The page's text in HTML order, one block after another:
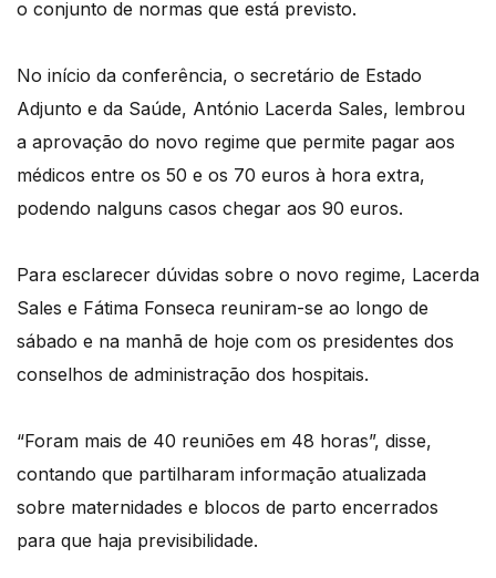
o conjunto de normas que está previsto.
No início da conferência, o secretário de Estado
Adjunto e da Saúde, António Lacerda Sales, lembrou
a aprovação do novo regime que permite pagar aos
médicos entre os 50 e os 70 euros à hora extra,
podendo nalguns casos chegar aos 90 euros.
Para esclarecer dúvidas sobre o novo regime, Lacerda
Sales e Fátima Fonseca reuniram-se ao longo de
sábado e na manhã de hoje com os presidentes dos
conselhos de administração dos hospitais.
“Foram mais de 40 reuniões em 48 horas”, disse,
contando que partilharam informação atualizada
sobre maternidades e blocos de parto encerrados
para que haja previsibilidade.